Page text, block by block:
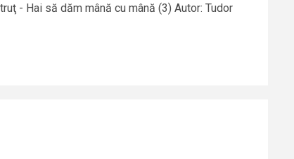
- Hai să dăm mână cu mână (3) Autor: Tudor